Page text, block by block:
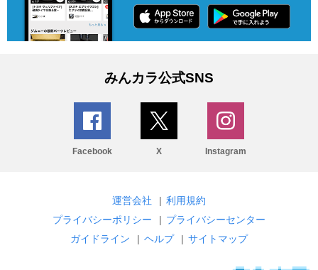
みんカラ公式SNS
Facebook X Instagram
運営会社 | 利用規約
プライバシーポリシー
| プライバシーセンター
ガイドライン
| ヘルプ | サイトマップ